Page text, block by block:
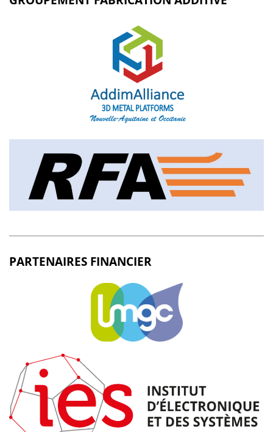
PARTENAIRES FINANCIER